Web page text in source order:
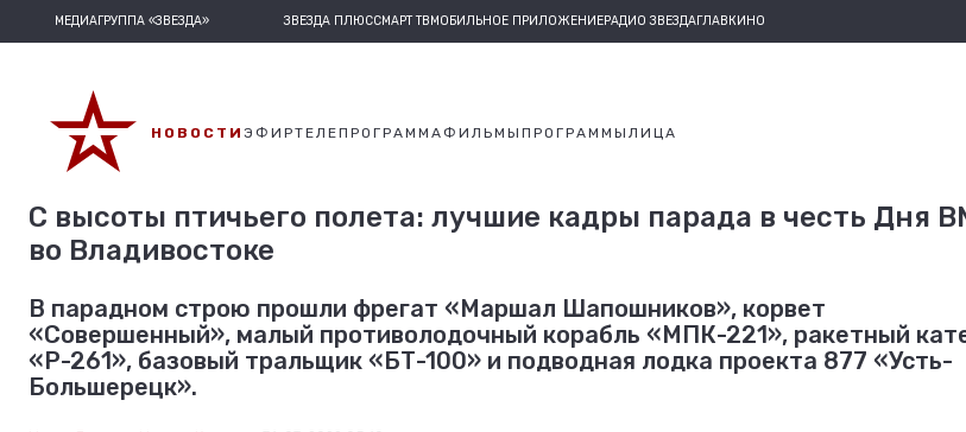
МЕДИАГРУППА «ЗВЕЗДА» ЗВЕЗДА ПЛЮССМАРТ ТВМОБИЛЬНОЕ ПРИЛОЖЕНИЕРАДИО ЗВЕЗДАГЛАВКИНО
НОВОСТИ ЭФИРТЕЛЕПРОГРАММАФИЛЬМЫ ПРОГРАММЫ ЛИЦА
С высоты птичьего полета: лучшие кадры парада в честь Дня
во Владивостоке
В парадном строю прошли фрегат «Маршал Шапошников», корвет
«Совершенный», малый противолодочный корабль «МПК-221», ракетный
«Р-261», базовый тральщик «БТ-100» и подводная лодка проекта 877 «Усть-
Большерецк».